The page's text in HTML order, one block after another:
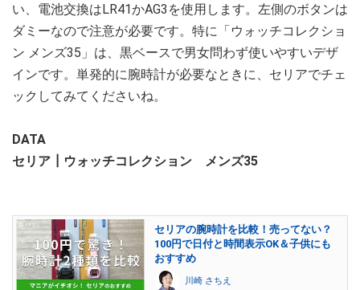
い、電池交換はLR41かAG3を使用します。左側のボタンは
ダミーなので注意が必要です。特に「ウォッチコレクショ
ン メンズ35」は、黒ベースで男女問わず使いやすいデザ
インです。単発的に腕時計が必要なときに、セリアでチェ
ックしてみてくださいね。
DATA
セリア┃ウォッチコレクション メンズ35
セリアの腕時計を比較！売ってない？
100円で日付と時間表示OK＆子供にも
おすすめ
川崎 さちえ